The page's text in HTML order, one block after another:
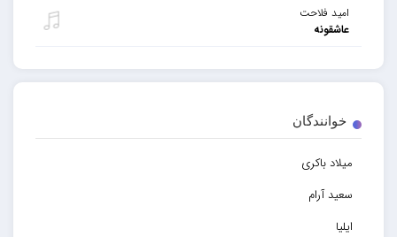
امید فلاحت
عاشقونه
خوانندگان
میلاد باکری
سعید آرام
ایلیا